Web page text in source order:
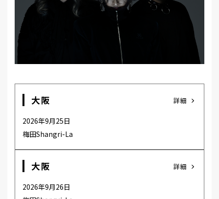
大阪
2026年9月25日
梅田Shangri-La
詳細
大阪
2026年9月26日
詳細